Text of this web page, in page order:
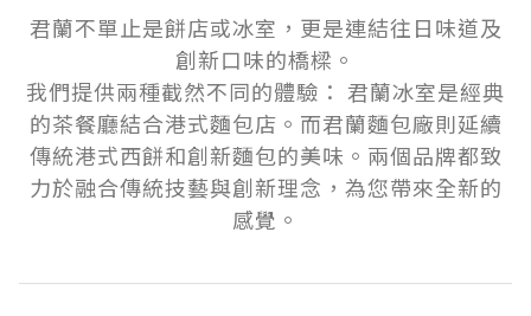
君蘭不單止是餅店或冰室，更是連結往日味道及
創新口味的橋樑。
我們提供兩種截然不同的體驗： 君蘭冰室是經典
的茶餐廳結合港式麵包店。而君蘭麵包廠則延續
傳統港式西餅和創新麵包的美味。兩個品牌都致
力於融合傳統技藝與創新理念，為您帶來全新的
感覺。